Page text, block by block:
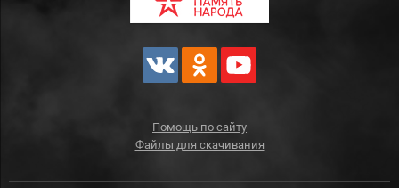
Помощь по сайту
Файлы для скачивания